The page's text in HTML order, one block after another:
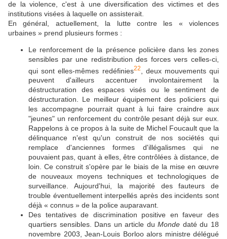
de la violence, c'est à une diversification des victimes et des
institutions visées à laquelle on assisterait.
En général, actuellement, la lutte contre les « violences
urbaines » prend plusieurs formes :
Le renforcement de la présence policière dans les zones
sensibles par une redistribution des forces vers celles-ci,
qui sont elles-mêmes redéfinies22
, deux mouvements qui
peuvent d'ailleurs accentuer involontairement la
déstructuration des espaces visés ou le sentiment de
déstructuration. Le meilleur équipement des policiers qui
les accompagne pourrait quant à lui faire craindre aux
"jeunes" un renforcement du contrôle pesant déjà sur eux.
Rappelons à ce propos à la suite de Michel Foucault que la
délinquance n'est qu'un construit de nos sociétés qui
remplace d'anciennes formes d'illégalismes qui ne
pouvaient pas, quant à elles, être contrôlées à distance, de
loin. Ce construit s'opère par le biais de la mise en œuvre
de nouveaux moyens techniques et technologiques de
surveillance. Aujourd'hui, la majorité des fauteurs de
trouble éventuellement interpellés après des incidents sont
déjà « connus » de la police auparavant.
Des tentatives de discrimination positive en faveur des
quartiers sensibles. Dans un article duMonde daté du 18
novembre 2003, Jean-Louis Borloo alors ministre délégué